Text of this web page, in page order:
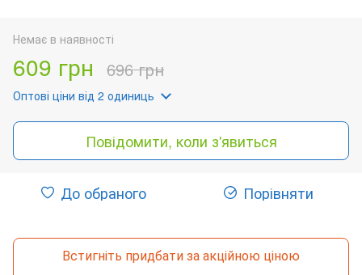
Немає в наявності
609 грн 696 грн
Оптові ціни від 2 одиниць
Повідомити, коли з'явиться
До обраного Порівняти
Встигніть придбати за акційною ціною